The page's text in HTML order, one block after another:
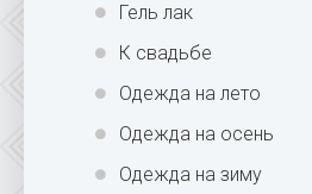
Гель лак
К свадьбе
Одежда на лето
Одежда на осень
Одежда на зиму